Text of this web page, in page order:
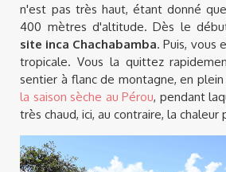
n'est pas très haut, étant donné
400 mètres d'altitude. Dès le
site inca Chachabamba. Puis, vous
tropicale. Vous la quittez
sentier à flanc de montagne, en
la saison sèche au Pérou, pendant
très chaud, ici, au contraire, la